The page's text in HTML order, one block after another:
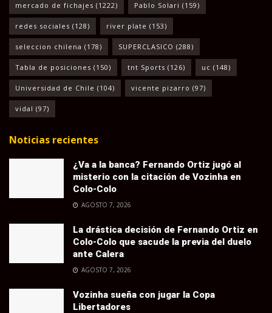
mercado de fichajes (1222) Pablo Solari (159)
redes sociales (128) river plate (153)
seleccion chilena (178) SUPERCLASICO (288)
Tabla de posiciones (150) tnt Sports (126) uc (148)
Universidad de Chile (104) vicente pizarro (97)
vidal (97)
Noticias recientes
¿Va a la banca? Fernando Ortiz jugó al
misterio con la citación de Vozinha en
Colo-Colo
AGOSTO 7, 2026
La drástica decisión de Fernando Ortiz en
Colo-Colo que sacude la previa del duelo
ante Calera
AGOSTO 7, 2026
Vozinha sueña con jugar la Copa
Libertadores